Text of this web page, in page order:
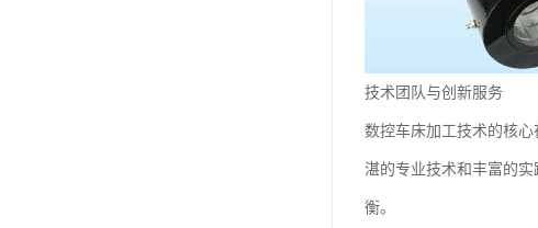
技术团队与创新服务
数控车床加工技术的核
湛的专业技术和丰富的
衡。